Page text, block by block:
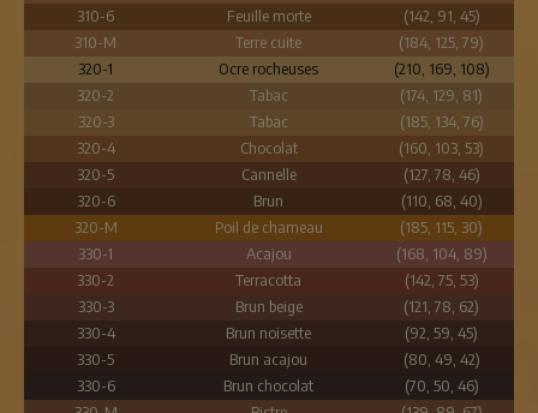
310-6
Feuille morte
(142, 91, 45)
310-M
Terre cuite
(184, 125, 79)
320-1
Ocre rocheuses
(210, 169, 108)
320-2
Tabac
(174, 129, 81)
320-3
Tabac
(185, 134, 76)
320-4
Chocolat
(160, 103, 53)
320-5
Cannelle
(127, 78, 46)
320-6
Brun
(110, 68, 40)
320-M
Poil de chameau
(185, 115, 30)
330-1
Acajou
(168, 104, 89)
330-2
Terracotta
(142, 75, 53)
330-3
Brun beige
(121, 78, 62)
330-4
Brun noisette
(92, 59, 45)
330-5
Brun acajou
(80, 49, 42)
330-6
Brun chocolat
(70, 50, 46)